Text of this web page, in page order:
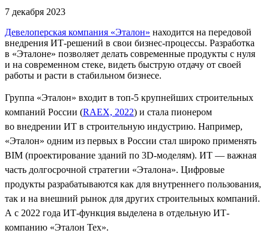
7 декабря 2023
Девелоперская компания «Эталон» находится на передовой
внедрения ИТ-решений в свои бизнес-процессы. Разработка
в «Эталоне» позволяет делать современные продукты с нуля
и на современном стеке, видеть быструю отдачу от своей
работы и расти в стабильном бизнесе.
Группа «Эталон» входит в топ-5 крупнейших строительных
компаний России (RAEX, 2022) и стала пионером
во внедрении ИТ в строительную индустрию. Например,
«Эталон» одним из первых в России стал широко применять
BIM (проектирование зданий по 3D-моделям). ИТ — важная
часть долгосрочной стратегии «Эталона». Цифровые
продукты разрабатываются как для внутреннего пользования,
так и на внешний рынок для других строительных компаний.
А с 2022 года ИТ-функция выделена в отдельную ИТ-
компанию «Эталон Тех».